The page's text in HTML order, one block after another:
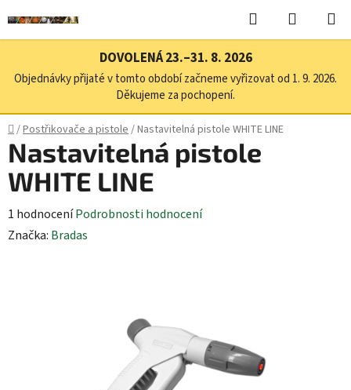
na
obsah
Hledat
KOŠÍK
DOVOLENÁ 23.–31. 8. 2026
Objednávky přijaté v tomto období začneme vyřizovat od 1. 9. 2026.
Děkujeme za pochopení.
Domů
/Postřikovače a pistole/Nastavitelná pistole WHITE LINE
Nastavitelná pistole
WHITE LINE
Průměrné
hodnocení
1 hodnoceníPodrobnosti hodnocení
Značka: Bradas